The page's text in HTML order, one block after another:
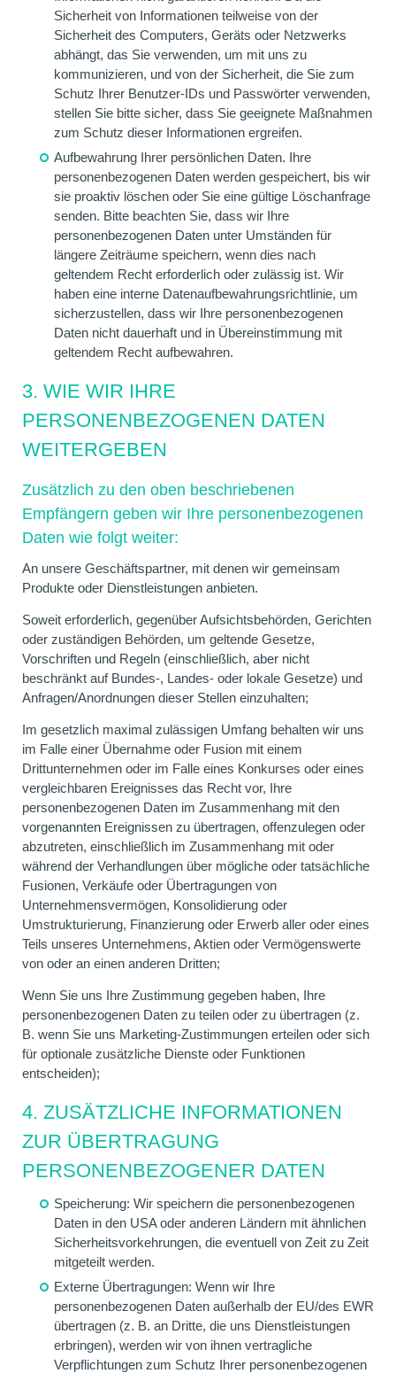
Sicherheit von Informationen teilweise von der
Sicherheit des Computers, Geräts oder Netzwerks
abhängt, das Sie verwenden, um mit uns zu
kommunizieren, und von der Sicherheit, die Sie zum
Schutz Ihrer Benutzer-IDs und Passwörter verwenden,
stellen Sie bitte sicher, dass Sie geeignete Maßnahmen
zum Schutz dieser Informationen ergreifen.
Aufbewahrung Ihrer persönlichen Daten. Ihre
personenbezogenen Daten werden gespeichert, bis wir
sie proaktiv löschen oder Sie eine gültige Löschanfrage
senden. Bitte beachten Sie, dass wir Ihre
personenbezogenen Daten unter Umständen für
längere Zeiträume speichern, wenn dies nach
geltendem Recht erforderlich oder zulässig ist. Wir
haben eine interne Datenaufbewahrungsrichtlinie, um
sicherzustellen, dass wir Ihre personenbezogenen
Daten nicht dauerhaft und in Übereinstimmung mit
geltendem Recht aufbewahren.
3. WIE WIR IHRE
PERSONENBEZOGENEN DATEN
WEITERGEBEN
Zusätzlich zu den oben beschriebenen
Empfängern geben wir Ihre personenbezogenen
Daten wie folgt weiter:
An unsere Geschäftspartner, mit denen wir gemeinsam
Produkte oder Dienstleistungen anbieten.
Soweit erforderlich, gegenüber Aufsichtsbehörden, Gerichten
oder zuständigen Behörden, um geltende Gesetze,
Vorschriften und Regeln (einschließlich, aber nicht
beschränkt auf Bundes-, Landes- oder lokale Gesetze) und
Anfragen/Anordnungen dieser Stellen einzuhalten;
Im gesetzlich maximal zulässigen Umfang behalten wir uns
im Falle einer Übernahme oder Fusion mit einem
Drittunternehmen oder im Falle eines Konkurses oder eines
vergleichbaren Ereignisses das Recht vor, Ihre
personenbezogenen Daten im Zusammenhang mit den
vorgenannten Ereignissen zu übertragen, offenzulegen oder
abzutreten, einschließlich im Zusammenhang mit oder
während der Verhandlungen über mögliche oder tatsächliche
Fusionen, Verkäufe oder Übertragungen von
Unternehmensvermögen, Konsolidierung oder
Umstrukturierung, Finanzierung oder Erwerb aller oder eines
Teils unseres Unternehmens, Aktien oder Vermögenswerte
von oder an einen anderen Dritten;
Wenn Sie uns Ihre Zustimmung gegeben haben, Ihre
personenbezogenen Daten zu teilen oder zu übertragen (z.
B. wenn Sie uns Marketing-Zustimmungen erteilen oder sich
für optionale zusätzliche Dienste oder Funktionen
entscheiden);
4. ZUSÄTZLICHE INFORMATIONEN
ZUR ÜBERTRAGUNG
PERSONENBEZOGENER DATEN
Speicherung: Wir speichern die personenbezogenen
Daten in den USA oder anderen Ländern mit ähnlichen
Sicherheitsvorkehrungen, die eventuell von Zeit zu Zeit
mitgeteilt werden.
Externe Übertragungen: Wenn wir Ihre
personenbezogenen Daten außerhalb der EU/des EWR
übertragen (z. B. an Dritte, die uns Dienstleistungen
erbringen), werden wir von ihnen vertragliche
Verpflichtungen zum Schutz Ihrer personenbezogenen